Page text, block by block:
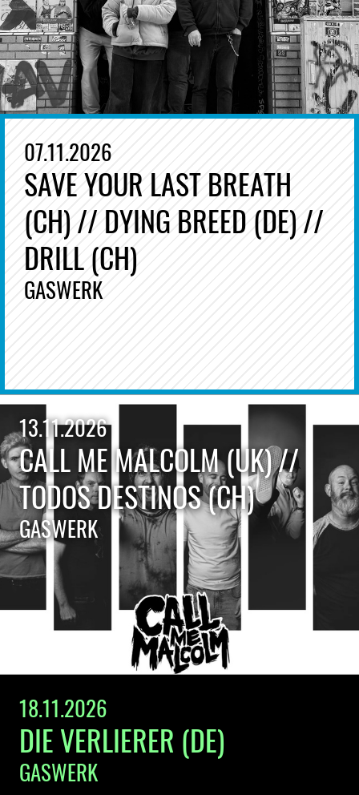
07.11.2026
SAVE YOUR LAST BREATH
(CH) // DYING BREED (DE) //
DRILL (CH)
GASWERK
13.11.2026
CALL ME MALCOLM (UK) //
TODOS DESTINOS (CH)
GASWERK
18.11.2026
DIE VERLIERER (DE)
GASWERK